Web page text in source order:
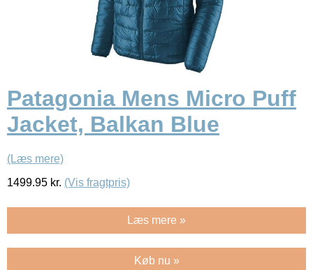
Patagonia Mens Micro Puff
Jacket, Balkan Blue
(Læs mere)
1499.95 kr. (Vis fragtpris)
Læs mere »
Køb nu »